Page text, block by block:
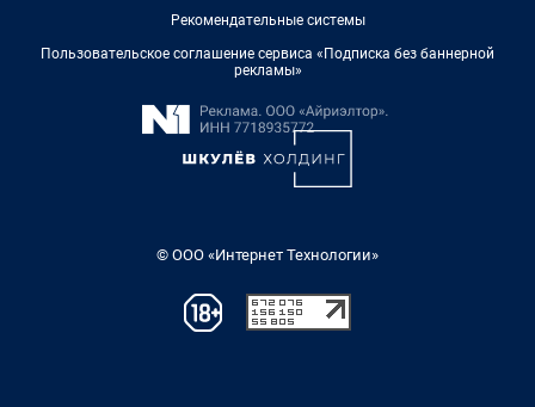
Рекомендательные системы
Пользовательское соглашение сервиса «Подписка без баннерной
рекламы»
© ООО «Интернет Технологии»